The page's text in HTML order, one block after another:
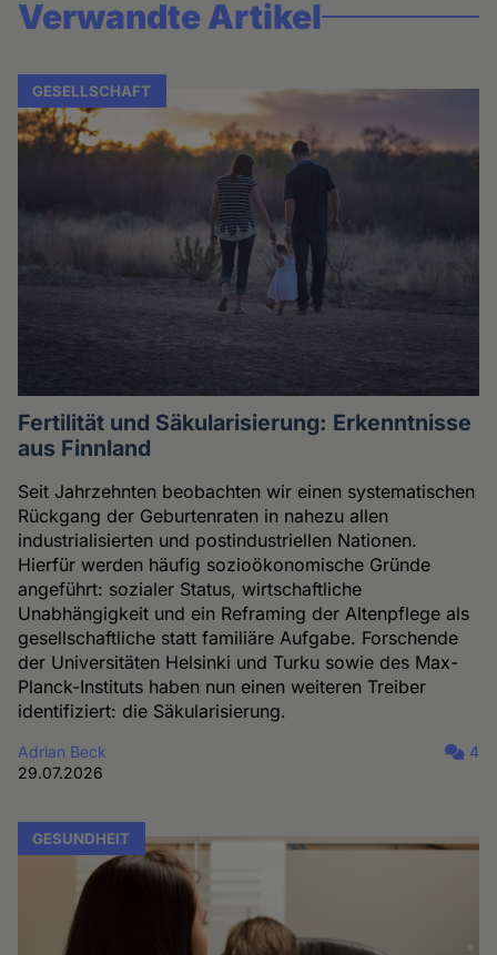
Verwandte Artikel
GESELLSCHAFT
Fertilität und Säkularisierung: Erkenntnisse
aus Finnland
Seit Jahrzehnten beobachten wir einen systematischen
Rückgang der Geburtenraten in nahezu allen
industrialisierten und postindustriellen Nationen.
Hierfür werden häufig sozioökonomische Gründe
angeführt: sozialer Status, wirtschaftliche
Unabhängigkeit und ein Reframing der Altenpflege als
gesellschaftliche statt familiäre Aufgabe. Forschende
der Universitäten Helsinki und Turku sowie des Max-
Planck-Instituts haben nun einen weiteren Treiber
identifiziert: die Säkularisierung.
Adrian Beck
29.07.2026
4
GESUNDHEIT